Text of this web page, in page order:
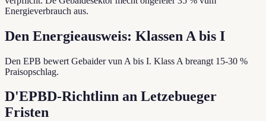
Energieverbrauch aus.
Den Energieausweis: Klassen A bis I
Den EPB bewert Gebaider vun A bis I. Klass A breangt 15-30 %
Praisopschlag.
D'EPBD-Richtlinn an Letzebueger
Fristen